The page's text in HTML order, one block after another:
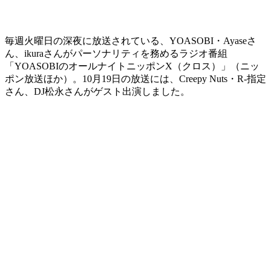
毎週火曜日の深夜に放送されている、YOASOBI・Ayaseさ
ん、ikuraさんがパーソナリティを務めるラジオ番組
「YOASOBIのオールナイトニッポンX（クロス）」（ニッ
ポン放送ほか）。10月19日の放送には、Creepy Nuts・R-指定
さん、DJ松永さんがゲスト出演しました。